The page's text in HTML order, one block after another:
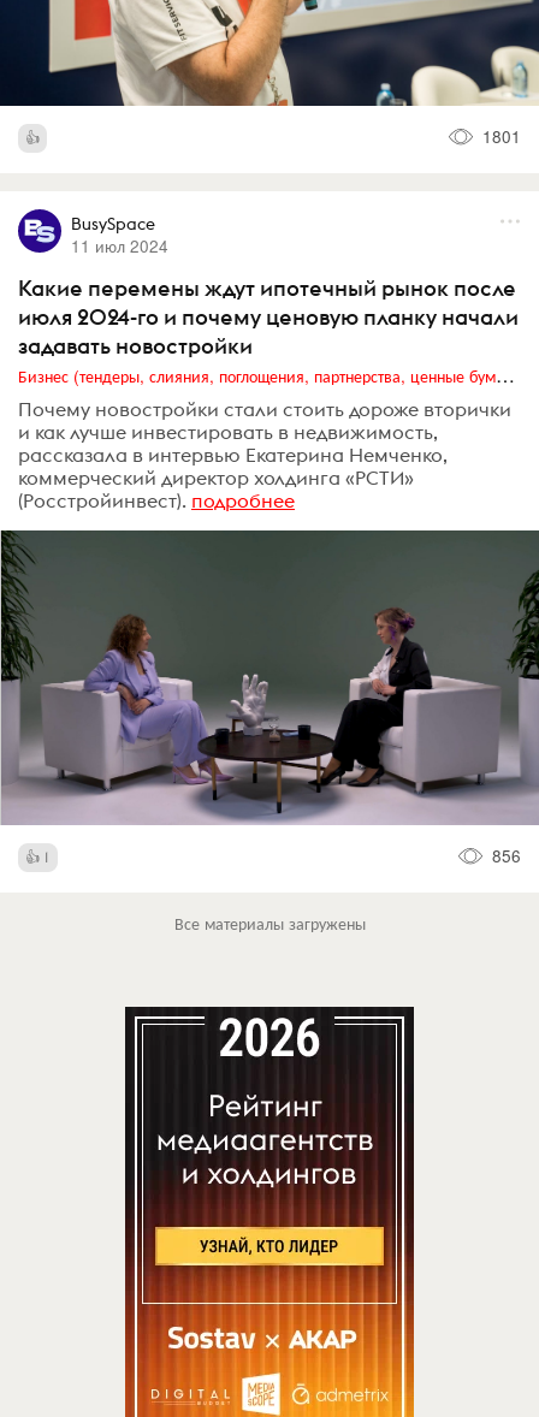
1801
BusySpace
11 июл 2024
Какие перемены ждут ипотечный рынок после
июля 2024-го и почему ценовую планку начали
задавать новостройки
Бизнес (тендеры, слияния, поглощения, партнерства, ценные бумаги, акционеры, финансы и отчетность)
Почему новостройки стали стоить дороже вторички
и как лучше инвестировать в недвижимость,
рассказала в интервью Екатерина Немченко,
коммерческий директор холдинга «РСТИ»
(Росстройинвест). подробнее
1 856
Все материалы загружены